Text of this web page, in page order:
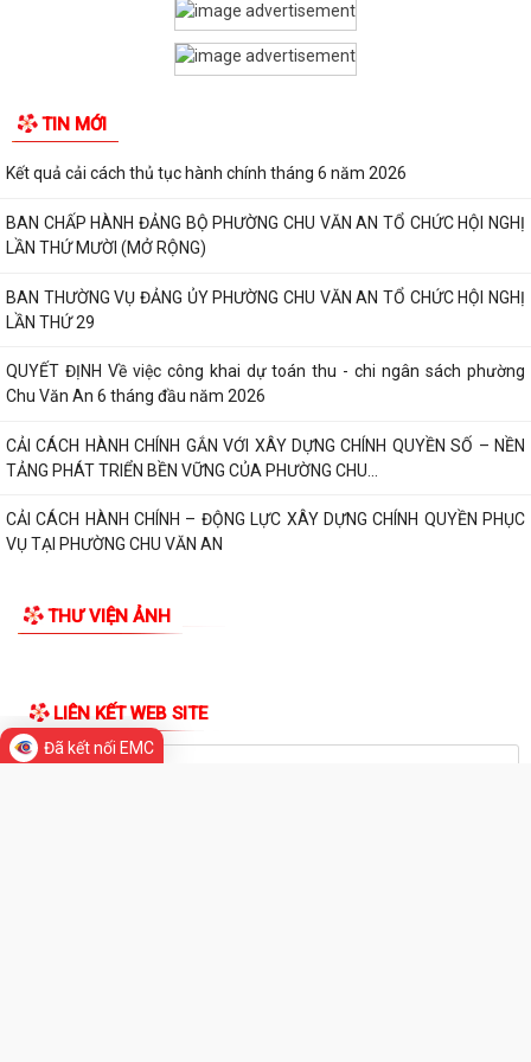
TIN MỚI
BAN CHẤP HÀNH ĐẢNG BỘ PHƯỜNG CHU VĂN AN TỔ CHỨC HỘI NGHỊ
LẦN THỨ MƯỜI (MỞ RỘNG)
BAN THƯỜNG VỤ ĐẢNG ỦY PHƯỜNG CHU VĂN AN TỔ CHỨC HỘI NGHỊ
Chu Văn An 6 tháng đầu năm 2026
TẢNG PHÁT TRIỂN BỀN VỮNG CỦA PHƯỜNG CHU...
VỤ TẠI PHƯỜNG CHU VĂN AN
PHƯỜNG CHU VĂN AN
TOÀN TỔ CHỨC CHI BỘ, TỔ DÂN PHỐ
Thông báo Về việc giới thiệu chức danh và chữ ký của Chủ tịch, Phó
Chủ tịch Ủy ban nhân dân phường...
Đã kết nối EMC